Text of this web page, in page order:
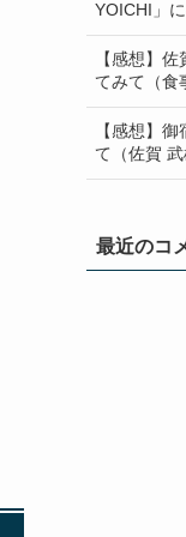
YOICHI」
【感想】
てみて（食
【感想】
て（佐賀 武
最近のコ